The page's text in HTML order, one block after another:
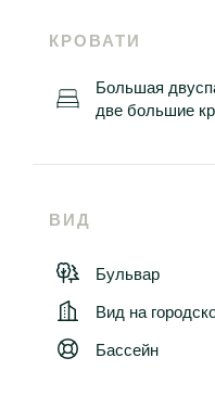
КРОВАТИ
Большая
две большие
ВИД
Бульвар
Вид на
Бассейн